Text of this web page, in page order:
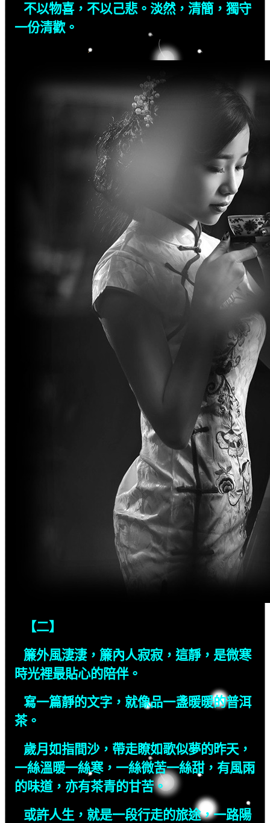
不以物喜，不以己悲。淡然，清簡，獨守
一份清歡。
【二】
簾外風淒淒，簾內人寂寂，這靜，是微寒
時光裡最貼心的陪伴。
寫一篇靜的文字，就像品一盞暖暖的普洱
茶。
歲月如指間沙，帶走瞭如歌似夢的昨天，
一絲溫暖一絲寒，一絲微苦一絲甜，有風雨
的味道，亦有茶青的甘苦。
或許人生，就是一段行走的旅途，一路陽